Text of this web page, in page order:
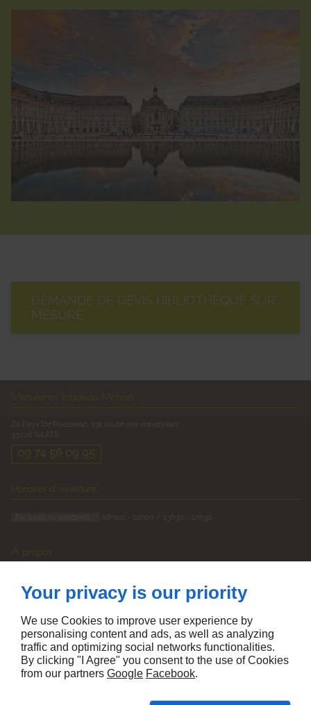
DEMANDE DE DEVIS BIBLIOTHÈQUE SUR
MESURE
Za Pays De Podensac, 191 route des entreprises
33720
ILLATS
08h00 - 12h00 / 13h30 - 17h30
Devis
Mentions légales
Suivez-nous
Your privacy is our priority
We use Cookies to improve user experience by
personalising content and ads, as well as analyzing
traffic and optimizing social networks functionalities.
By clicking "I Agree" you consent to the use of Cookies
from our partners Google Facebook.